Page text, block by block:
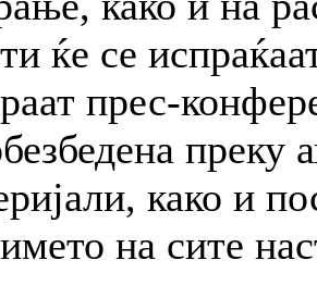
ќе се
прес-
преку
како и
на сите